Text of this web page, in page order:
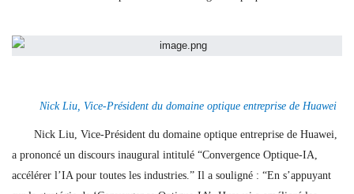
Nick Liu, Vice-Président du domaine optique entreprise de Huawei
Nick Liu, Vice-Président du domaine optique entreprise de Huawei,
a prononcé un discours inaugural intitulé “Convergence Optique-IA,
accélérer l’IA pour toutes les industries.” Il a souligné : “En s’appuyant